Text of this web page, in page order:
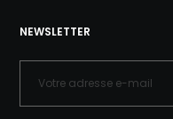
NEWSLETTER